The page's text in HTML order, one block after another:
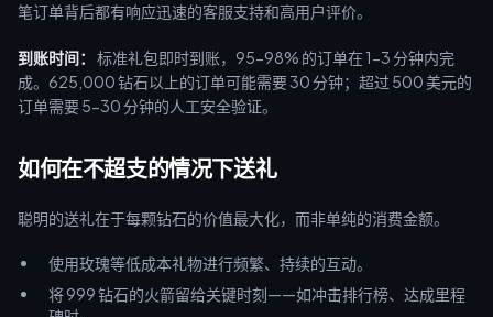
笔订单背后都有响应迅速的客服支持和高用户评价。
到账时间：
标准礼包即时到账，95-98% 的订单在 1-3 分钟内完
成。625,000 钻石以上的订单可能需要 30 分钟；超过 500 美元的
订单需要 5-30 分钟的人工安全验证。
如何在不超支的情况下送礼
聪明的送礼在于每颗钻石的价值最大化，而非单纯的消费金额。
使用玫瑰等低成本礼物进行频繁、持续的互动。
将 999 钻石的火箭留给关键时刻——如冲击排行榜、达成里程